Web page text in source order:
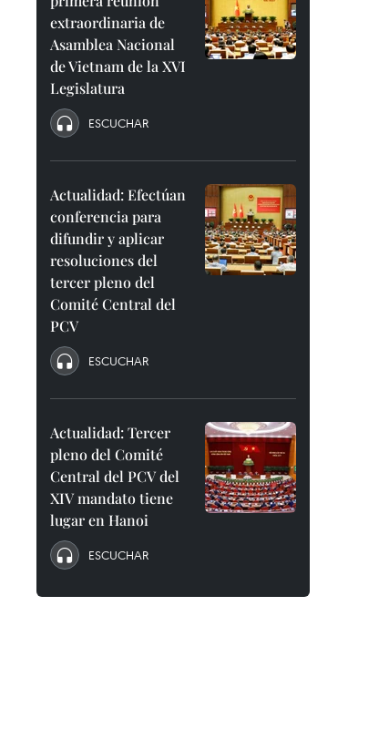
extraordinaria de
Asamblea Nacional
de Vietnam de la XVI
Legislatura
ESCUCHAR
Actualidad: Efectúan
conferencia para
difundir y aplicar
resoluciones del
tercer pleno del
Comité Central del
PCV
ESCUCHAR
Actualidad: Tercer
pleno del Comité
Central del PCV del
XIV mandato tiene
lugar en Hanoi
ESCUCHAR